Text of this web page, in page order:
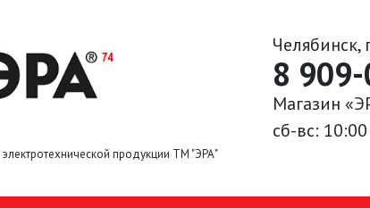
продукции ТМ "ЭРА"
Челябинск,
8
Магазин
сб-вс: